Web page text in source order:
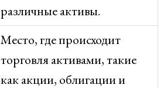
различные активы.
Место, где происходит
торговля активами, такие
как акции, облигации и